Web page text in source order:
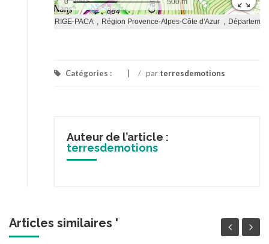
Catégories : / par terresdemotions
Auteur de l’article :
terresdemotions
Articles similaires '